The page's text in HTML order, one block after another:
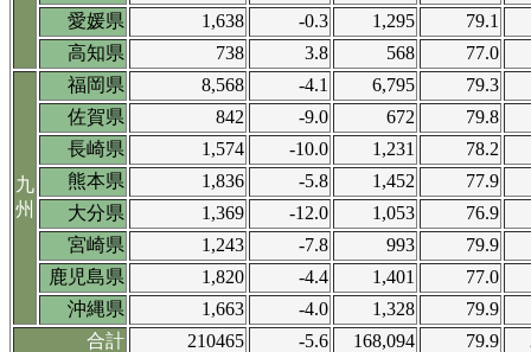
愛媛県
1,638 -0.3 1,295
79.1
高知県
738 3.8 568 77.0
九
州
福岡県 8,568 -4.1 6,795
79.3
佐賀県
842 -9.0 672
79.8
長崎県
1,574 -10.0 1,231
78.2
熊本県
1,836 -5.8 1,452
77.9
大分県
1,369 -12.0 1,053
76.9
宮崎県
1,243 -7.8 993
79.9
鹿児島県
1,820 -4.4 1,401
77.0
沖縄県
1,663 -4.0 1,328
79.9
合計
210465 -5.6 168,094 79.9